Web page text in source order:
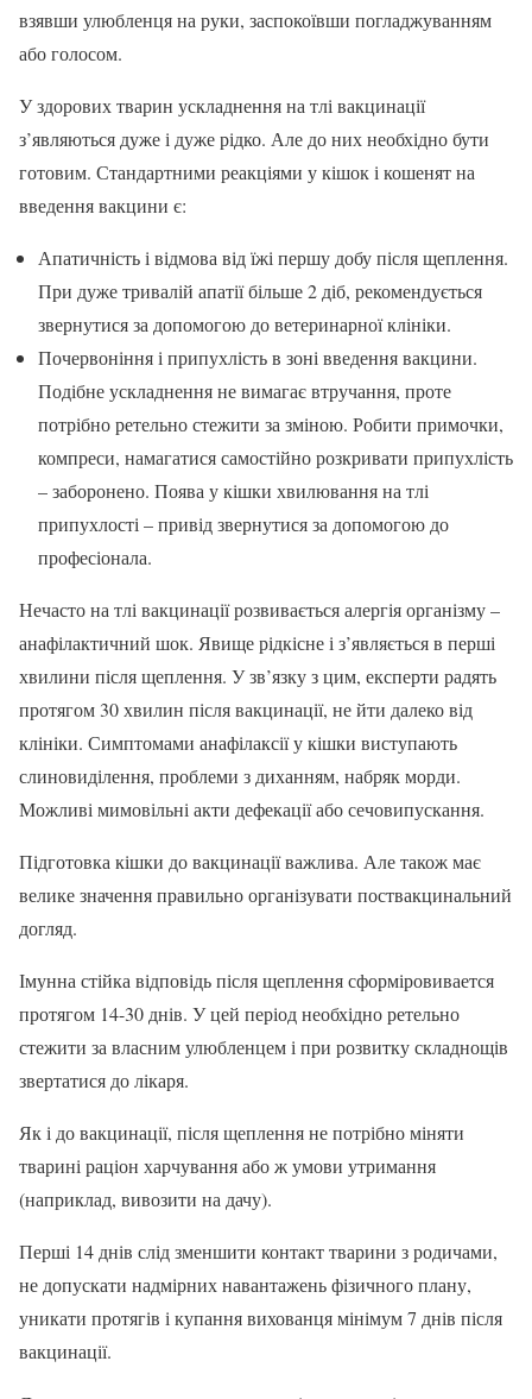
взявши улюбленця на руки, заспокоївши погладжуванням
або голосом.
У здорових тварин ускладнення на тлі вакцинації
з’являються дуже і дуже рідко. Але до них необхідно бути
готовим. Стандартними реакціями у кішок і кошенят на
введення вакцини є:
Апатичність і відмова від їжі першу добу після щеплення.
При дуже тривалій апатії більше 2 діб, рекомендується
звернутися за допомогою до ветеринарної клініки.
Почервоніння і припухлість в зоні введення вакцини.
Подібне ускладнення не вимагає втручання, проте
потрібно ретельно стежити за зміною. Робити примочки,
компреси, намагатися самостійно розкривати припухлість
– заборонено. Поява у кішки хвилювання на тлі
припухлості – привід звернутися за допомогою до
професіонала.
Нечасто на тлі вакцинації розвивається алергія організму –
анафілактичний шок. Явище рідкісне і з’являється в перші
хвилини після щеплення. У зв’язку з цим, експерти радять
протягом 30 хвилин після вакцинації, не йти далеко від
клініки. Симптомами анафілаксії у кішки виступають
слиновиділення, проблеми з диханням, набряк морди.
Можливі мимовільні акти дефекації або сечовипускання.
Підготовка кішки до вакцинації важлива. Але також має
велике значення правильно організувати поствакцинальний
догляд.
Імунна стійка відповідь після щеплення сформіровивается
протягом 14-30 днів. У цей період необхідно ретельно
стежити за власним улюбленцем і при розвитку складнощів
звертатися до лікаря.
Як і до вакцинації, після щеплення не потрібно міняти
тварині раціон харчування або ж умови утримання
(наприклад, вивозити на дачу).
Перші 14 днів слід зменшити контакт тварини з родичами,
не допускати надмірних навантажень фізичного плану,
уникати протягів і купання вихованця мінімум 7 днів після
вакцинації.